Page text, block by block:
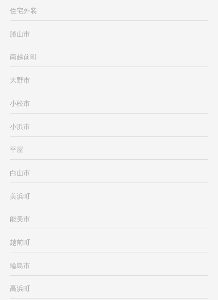
住宅外装
勝山市
南越前町
大野市
小松市
小浜市
平屋
白山市
美浜町
能美市
越前町
輪島市
高浜町